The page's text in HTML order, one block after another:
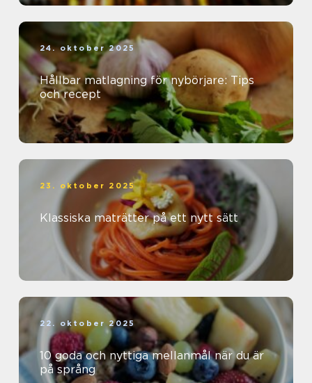
24. oktober 2025
Hållbar matlagning för nybörjare: Tips
och recept
23. oktober 2025
Klassiska maträtter på ett nytt sätt
22. oktober 2025
10 goda och nyttiga mellanmål när du är
på språng